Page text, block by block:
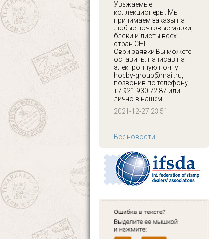
Уважаемые
коллекционеры. Мы
принимаем заказы на
любые почтовые марки,
блоки и листы всех
стран СНГ.
Свои заявки Вы можете
оставить: написав на
электронную почту
hobby-group@mail.ru,
позвонив по телефону
+7 921 930 72 87 или
лично в нашем...
2021-12-27 23:51
Все новости